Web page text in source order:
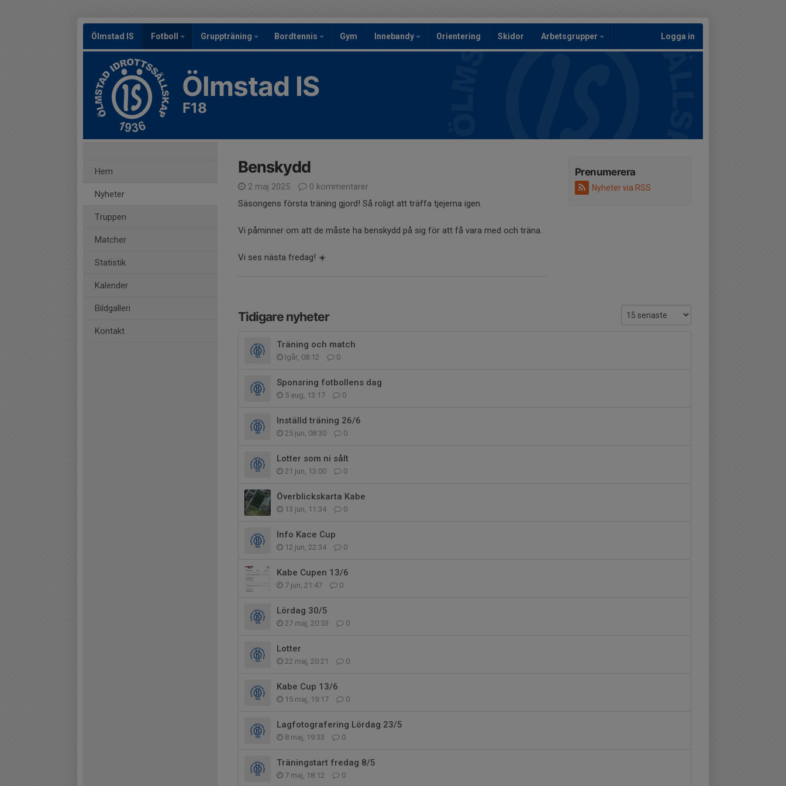
Ölmstad IS Fotboll Gruppträning Bordtennis Gym Innebandy Orientering Skidor Arbetsgrupper Logga in
Ölmstad IS
F18
Hem
Nyheter
Truppen
Matcher
Statistik
Kalender
Bildgalleri
Kontakt
Prenumerera
Nyheter via RSS
Benskydd
2 maj 2025
0 kommentarer
Säsongens första träning gjord! Så roligt att träffa tjejerna igen.
Vi påminner om att de måste ha benskydd på sig för att få vara med och träna.
Vi ses nästa fredag! ☀️
Tidigare nyheter
Träning och match
Igår, 08:12 0
Sponsring fotbollens dag
5 aug, 13:17 0
Inställd träning 26/6
25 jun, 08:30 0
Lotter som ni sålt
21 jun, 13:00 0
Överblickskarta Kabe
13 jun, 11:34 0
Info Kace Cup
12 jun, 22:34 0
Kabe Cupen 13/6
7 jun, 21:47 0
Lördag 30/5
27 maj, 20:53 0
Lotter
22 maj, 20:21 0
Kabe Cup 13/6
15 maj, 19:17 0
Lagfotografering Lördag 23/5
8 maj, 19:33 0
Träningstart fredag 8/5
7 maj, 18:12 0